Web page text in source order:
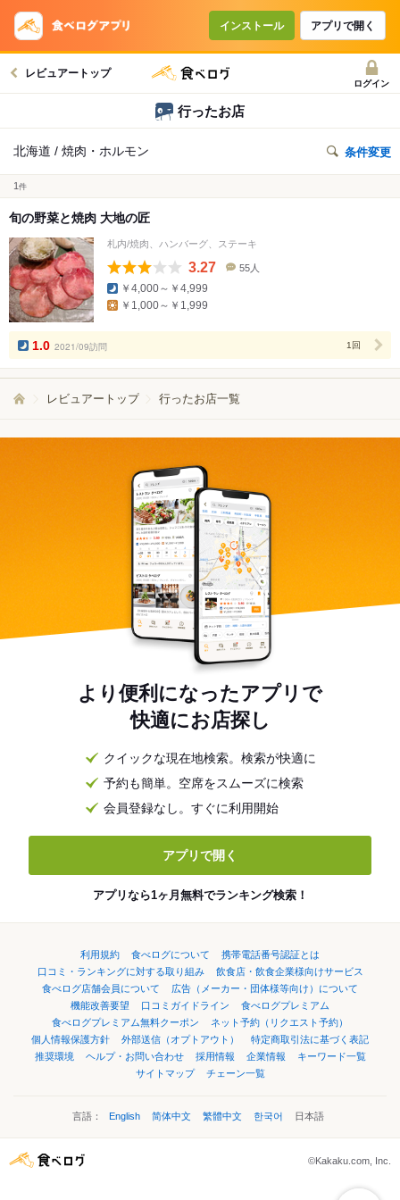
インストール アプリで開く
レビュアートップ
ログイン
行ったお店
北海道 / 焼肉・ホルモン 条件変更
1 件
旬の野菜と焼肉 大地の匠
札内/焼肉、ハンバーグ、ステーキ
3.27
数
55人
￥4,000～￥4,999
￥1,000～￥1,999
1.0 2021/09訪問 1回
レビュアートップ 行ったお店一覧
より便利になったアプリで
快適にお店探し
クイックな現在地検索。検索が快適に
予約も簡単。空席をスムーズに検索
会員登録なし。すぐに利用開始
アプリで開く
アプリなら1ヶ月無料でランキング検索！
利用規約 食べログについて
携帯電話番号認証とは
口コミ・ランキングに対する取り組み
飲食店・飲食企業様向けサービス
食べログ店舗会員について
広告（メーカー・団体様等向け）について
機能改善要望
口コミガイドライン
食べログプレミアム
食べログプレミアム無料クーポン
ネット予約（リクエスト予約）
個人情報保護方針
外部送信（オプトアウト）
特定商取引法に基づく表記
推奨環境
ヘルプ・お問い合わせ 採用情報 企業情報
キーワード一覧
サイトマップ
チェーン一覧
言語： English 简体中文 繁體中文 한국어 日本語
©Kakaku.com, Inc.